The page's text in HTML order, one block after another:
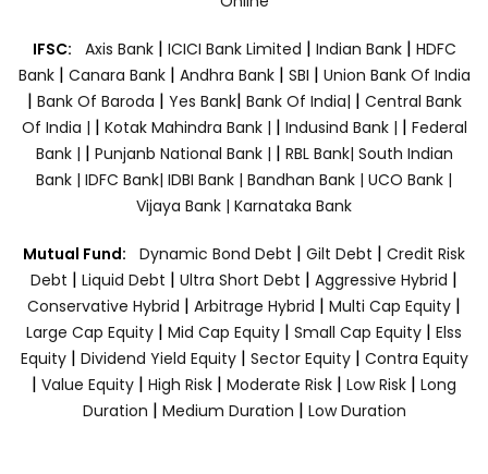
IFSC: Axis Bank | ICICI Bank Limited | Indian Bank | HDFC
Bank| Canara Bank | Andhra Bank| SBI | Union Bank Of India
| Bank Of Baroda | Yes Bank| Bank Of India| | Central Bank
Of India | | Kotak Mahindra Bank | | Indusind Bank | | Federal
Bank | | Punjanb National Bank | | RBL Bank| South Indian
Bank | IDFC Bank| IDBI Bank | Bandhan Bank | UCO Bank |
Vijaya Bank | Karnataka Bank
Mutual Fund: Dynamic Bond Debt | Gilt Debt | Credit Risk
Debt | Liquid Debt | Ultra Short Debt | Aggressive Hybrid |
Conservative Hybrid | Arbitrage Hybrid | Multi Cap Equity |
Large Cap Equity | Mid Cap Equity | Small Cap Equity | Elss
Equity| Dividend Yield Equity| Sector Equity | Contra Equity
| Value Equity | High Risk | Moderate Risk | Low Risk | Long
Duration | Medium Duration | Low Duration